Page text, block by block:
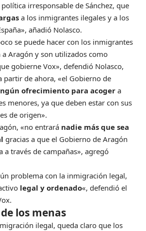
irresponsable de Sánchez, que
a los inmigrantes ilegales y a los
añadió Nolasco.
se puede hacer con los inmigrantes
a Aragón y son utilizados como
gobierne Vox», defendió Nolasco,
partir de ahora, «el Gobierno de
ofrecimiento para acogera
menores, ya que deben estar con sus
de origen».
«no entrará nadie más que sea
gracias a que el Gobierno de Aragón
a través de campañas», agregó
problema con la inmigración legal,
legal y ordenado«, defendió el
los menas
ilegal, queda claro que los